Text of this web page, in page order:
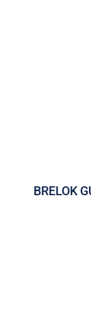
BRELOK